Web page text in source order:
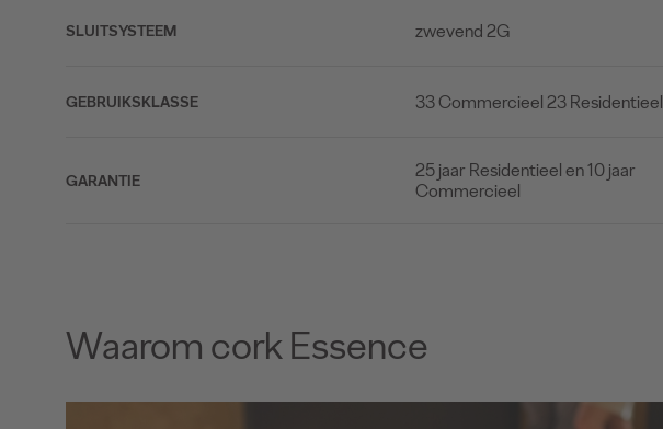
SLUITSYSTEEM zwevend 2G
GEBRUIKSKLASSE 33 Commercieel 23 Residentieel
GARANTIE
25 jaar Residentieel en 10 jaar
Commercieel
Waarom cork Essence